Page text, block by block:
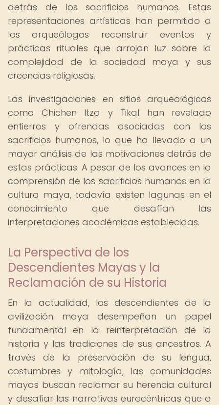
detrás de los sacrificios humanos. Estas
representaciones artísticas han permitido a
los arqueólogos reconstruir eventos y
prácticas rituales que arrojan luz sobre la
complejidad de la sociedad maya y sus
creencias religiosas.
Las investigaciones en sitios arqueológicos
como Chichen Itza y Tikal han revelado
entierros y ofrendas asociadas con los
sacrificios humanos, lo que ha llevado a un
mayor análisis de las motivaciones detrás de
estas prácticas. A pesar de los avances en la
comprensión de los sacrificios humanos en la
cultura maya, todavía existen lagunas en el
conocimiento que desafían las
interpretaciones académicas establecidas.
La Perspectiva de los
Descendientes Mayas y la
Reclamación de su Historia
En la actualidad, los descendientes de la
civilización maya desempeñan un papel
fundamental en la reinterpretación de la
historia y las tradiciones de sus ancestros. A
través de la preservación de su lengua,
costumbres y mitología, las comunidades
mayas buscan reclamar su herencia cultural
y desafiar las narrativas eurocéntricas que a